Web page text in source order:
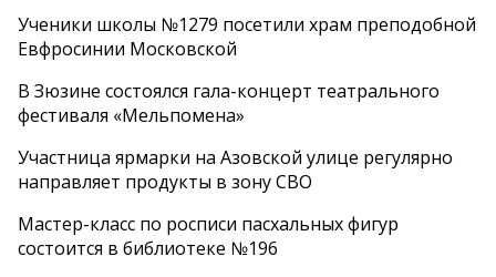
Ученики школы №1279 посетили храм преподобной
Евфросинии Московской
В Зюзине состоялся гала-концерт театрального
фестиваля «Мельпомена»
Участница ярмарки на Азовской улице регулярно
направляет продукты в зону СВО
Мастер-класс по росписи пасхальных фигур
состоится в библиотеке №196